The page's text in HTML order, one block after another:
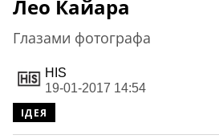
Лео Кайара
Глазами фотографа
HIS
19-01-2017 14:54
ІДЕЯ